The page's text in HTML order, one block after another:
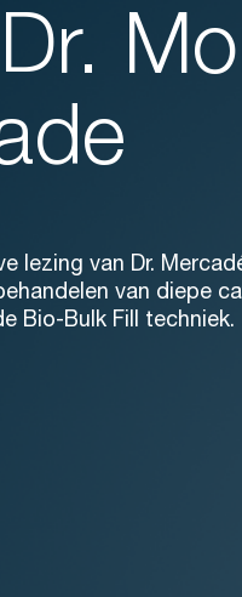
lezing van Dr.
van diepe
Bio-Bulk Fill techniek.